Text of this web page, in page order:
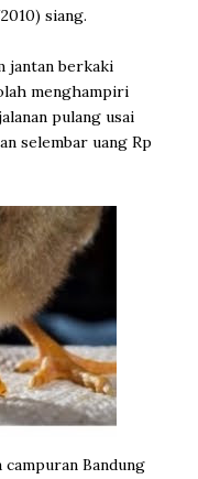
siang.
jantan berkaki
menghampiri
pulang usai
selembar uang Rp
Bandung